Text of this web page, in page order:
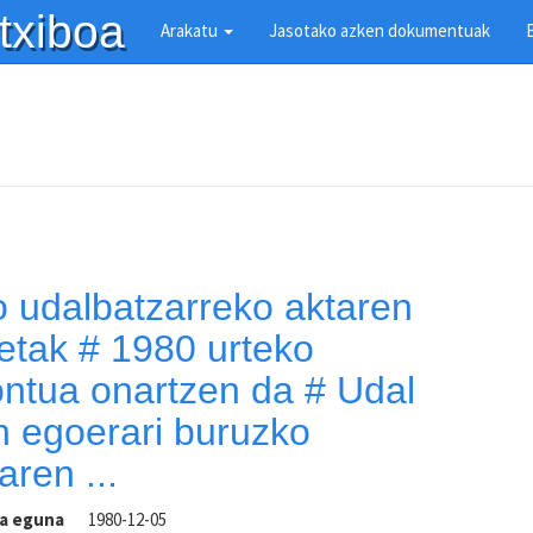
Arakatu Jasotako azken dokumentuak
udalbatzarreko aktaren
# 1980 urteko
onartzen da # Udal
egoerari buruzko
...
eguna
1980-12-05